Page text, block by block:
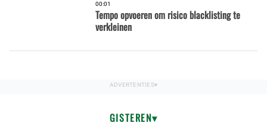
00:01
Tempo opvoeren om risico blacklisting te
verkleinen
GISTEREN